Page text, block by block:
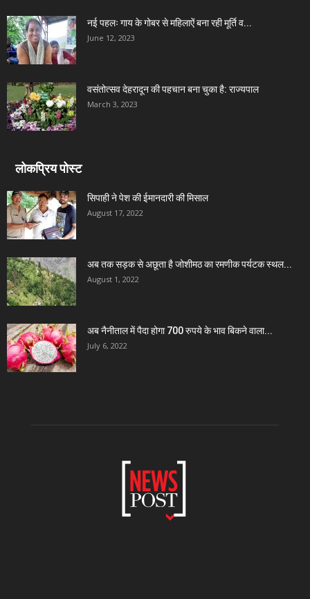
नई पहलः गाय के गोबर से महिलाऐं बना रही मूर्ति व...
June 12, 2023
वसंतोत्सव देहरादून की पहचान बना चुका है: राज्यपाल
March 3, 2023
लोकप्रिय पोस्ट
सिपाही ने पेश की ईमानदारी की मिसाल
August 17, 2022
अब तक सड़क से अछूता है जोशीमठ का रमणीक पर्यटक स्थल...
August 1, 2022
अब नैनीताल में पैदा होगा 700 रुपये के भाव बिकने वाला...
July 6, 2022